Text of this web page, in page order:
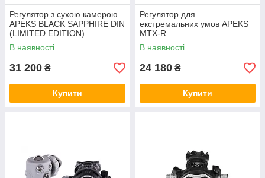
Регулятор з сухою камерою
APEKS BLACK SAPPHIRE DIN
(LIMITED EDITION)
В наявності
31 200 ₴
Купити
Регулятор для
екстремальних умов APEKS
MTX-R
В наявності
24 180 ₴
Купити